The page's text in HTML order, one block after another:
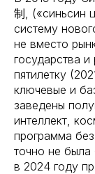
制, («синьсин
систему
не вместо
государства
пятилетку
ключевые и
заведены
интеллект,
программа
точно не
в 2024 году